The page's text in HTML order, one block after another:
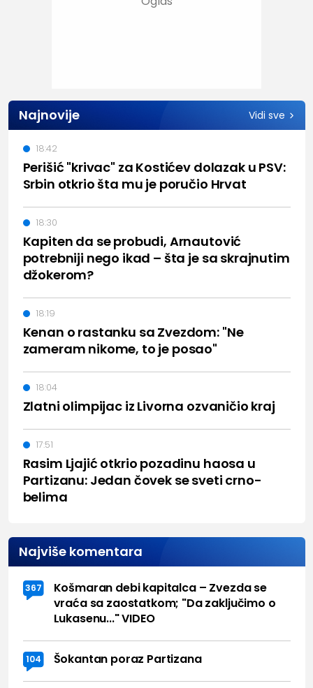
Najnovije Vidi sve
Perišić "krivac" za Kostićev dolazak u PSV:
Srbin otkrio šta mu je poručio Hrvat
18:42
Kapiten da se probudi, Arnautović
potrebniji nego ikad – šta je sa skrajnutim
džokerom?
18:30
Kenan o rastanku sa Zvezdom: "Ne
zameram nikome, to je posao"
18:19
Zlatni olimpijac iz Livorna ozvaničio kraj
18:04
Rasim Ljajić otkrio pozadinu haosa u
Partizanu: Jedan čovek se sveti crno-
belima
17:51
Najviše komentara
367
Košmaran debi kapitalca – Zvezda se
vraća sa zaostatkom; "Da zaključimo o
Lukasenu..." VIDEO
104 Šokantan poraz Partizana